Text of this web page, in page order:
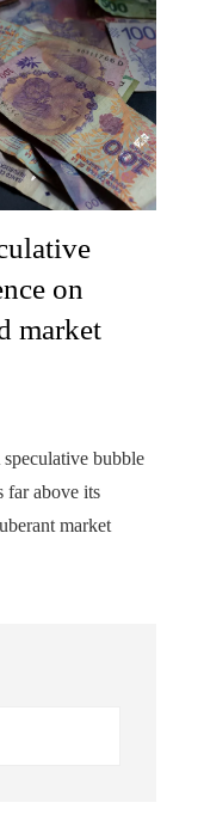
on
market
bubble
far above its
market